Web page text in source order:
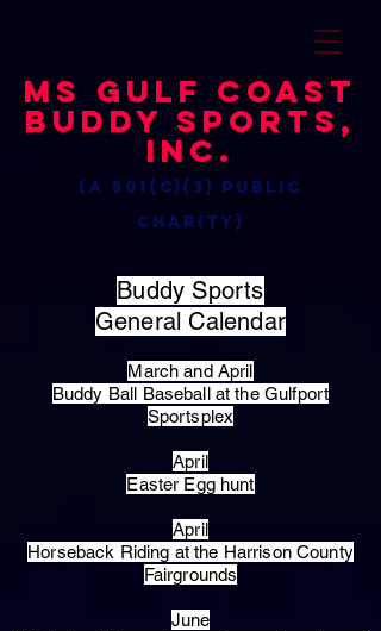
MS Gulf Coast
Buddy Sports,
Inc.
(a 501(c)(3) public
charity)
Buddy Sports
General Calendar
March and April
Buddy Ball Baseball at the Gulfport
Sportsplex
April
Easter Egg hunt
April
Horseback Riding at the Harrison County
Fairgrounds
June